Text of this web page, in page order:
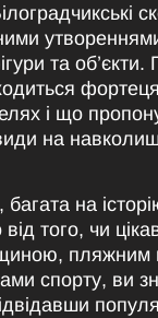
та об’єкти.
і що
на
багата на
того, чи
пляжним
спорту, ви